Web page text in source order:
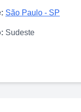
São Paulo - SP
Sudeste